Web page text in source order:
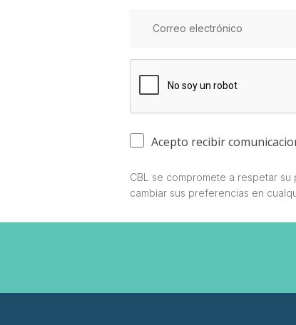
Acepto recibir
CBL se compromete a respetar
cambiar sus preferencias en